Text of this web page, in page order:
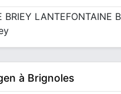
BRIEY LANTEFONTAINE
à Brignoles